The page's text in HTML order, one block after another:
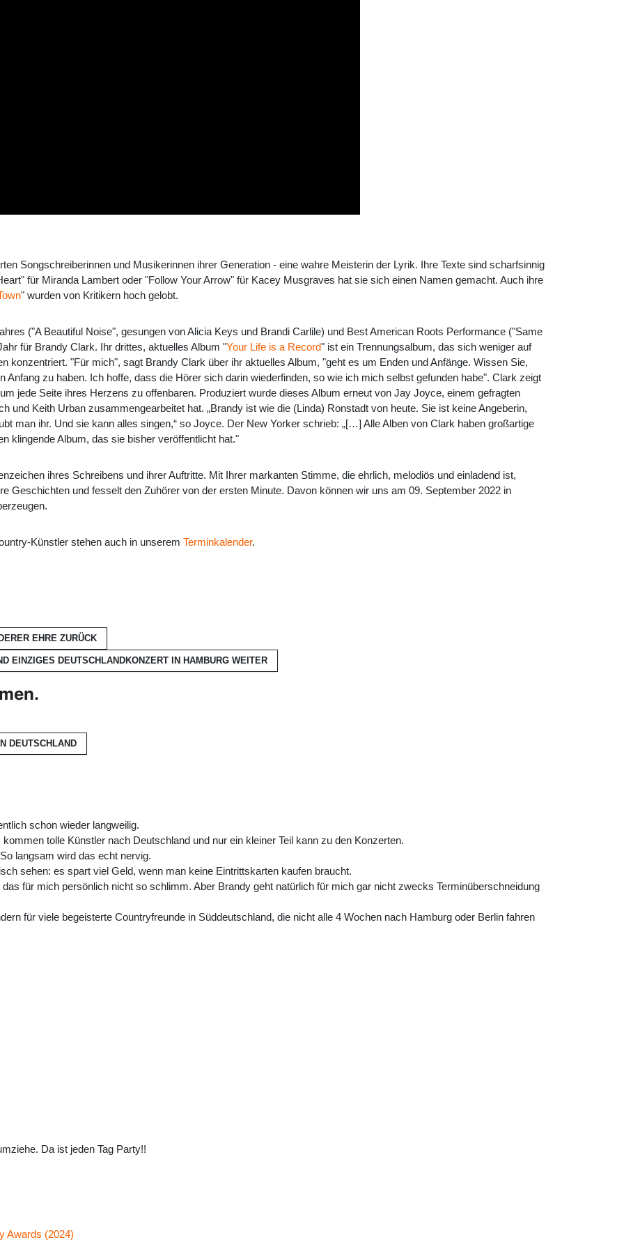
Songschreiberinnen und Musikerinnen ihrer Generation - eine wahre Meisterin der Lyrik. Ihre Texte sind scharfsinnig
für Miranda Lambert oder "Follow Your Arrow" für Kacey Musgraves hat sie sich einen Namen gemacht. Auch ihre
" wurden von Kritikern hoch gelobt.
("A Beautiful Noise", gesungen von Alicia Keys und Brandi Carlile) und Best American Roots Performance ("Same
für Brandy Clark. Ihr drittes, aktuelles Album "Your Life is a Record" ist ein Trennungsalbum, das sich weniger auf
konzentriert. "Für mich", sagt Brandy Clark über ihr aktuelles Album, "geht es um Enden und Anfänge. Wissen Sie,
zu haben. Ich hoffe, dass die Hörer sich darin wiederfinden, so wie ich mich selbst gefunden habe". Clark zeigt
jede Seite ihres Herzens zu offenbaren. Produziert wurde dieses Album erneut von Jay Joyce, einem gefragten
und Keith Urban zusammengearbeitet hat. „Brandy ist wie die (Linda) Ronstadt von heute. Sie ist keine Angeberin,
man ihr. Und sie kann alles singen,“ so Joyce. Der New Yorker schrieb: „[…] Alle Alben von Clark haben großartige
klingende Album, das sie bisher veröffentlicht hat."
ihres Schreibens und ihrer Auftritte. Mit Ihrer markanten Stimme, die ehrlich, melodiös und einladend ist,
Geschichten und fesselt den Zuhörer von der ersten Minute. Davon können wir uns am 09. September 2022 in
Künstler stehen auch in unserem Terminkalender.
EHRE ZURÜCK
EINZIGES DEUTSCHLANDKONZERT IN HAMBURG WEITER
DEUTSCHLAND
schon wieder langweilig.
tolle Künstler nach Deutschland und nur ein kleiner Teil kann zu den Konzerten.
langsam wird das echt nervig.
sehen: es spart viel Geld, wenn man keine Eintrittskarten kaufen braucht.
für mich persönlich nicht so schlimm. Aber Brandy geht natürlich für mich gar nicht zwecks Terminüberschneidung
für viele begeisterte Countryfreunde in Süddeutschland, die nicht alle 4 Wochen nach Hamburg oder Berlin fahren
Da ist jeden Tag Party!!
Awards (2024)